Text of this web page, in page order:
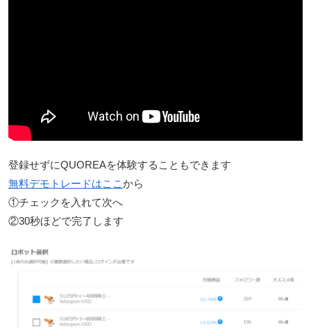
登録せずにQUOREAを体験することもできます
無料デモトレードはここから
①チェックを入れて次へ
②30秒ほどで完了します